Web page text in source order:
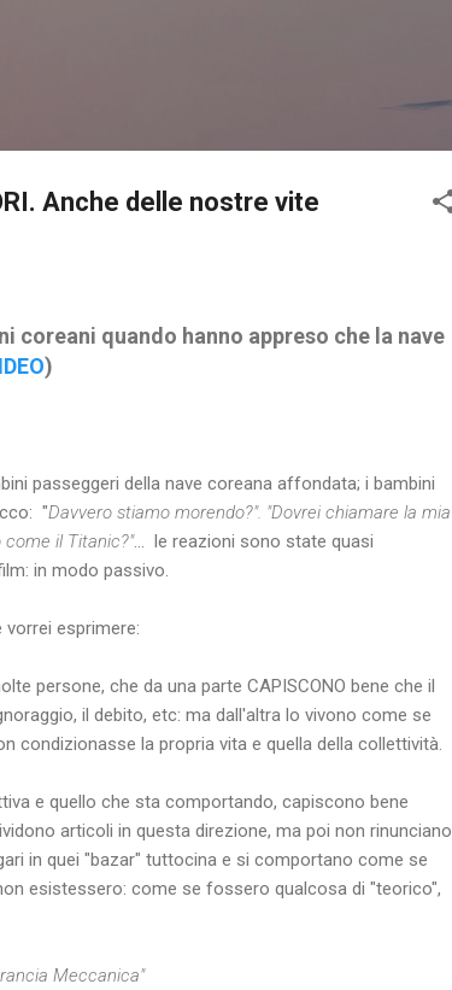
Anche delle nostre vite
coreani quando hanno appreso che la nave
)
passeggeri della nave coreana affondata; i bambini
"Davvero stiamo morendo?". "Dovrei chiamare la mia
il Titanic?"... le reazioni sono state quasi
in modo passivo.
esprimere:
persone, che da una parte CAPISCONO bene che il
il debito, etc: ma dall'altra lo vivono come se
condizionasse la propria vita e quella della collettività.
e quello che sta comportando, capiscono bene
articoli in questa direzione, ma poi non rinunciano
in quei "bazar" tuttocina e si comportano come se
esistessero: come se fossero qualcosa di "teorico",
Meccanica"